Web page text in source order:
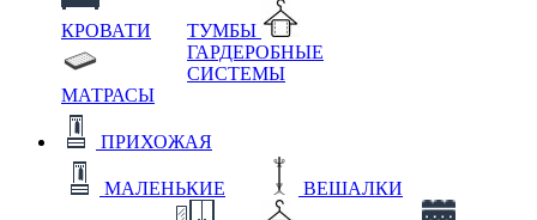
КРОВАТИ
МАТРАСЫ
ТУМБЫ
ГАРДЕРОБНЫЕ
СИСТЕМЫ
ПРИХОЖАЯ
МАЛЕНЬКИЕ ВЕШАЛКИ